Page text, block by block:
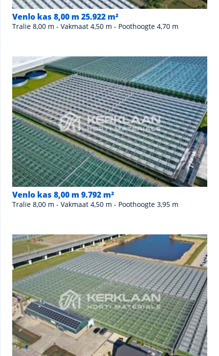
Venlo kas 8,00 m 25.922 m²
Tralie 8,00 m - Vakmaat 4,50 m - Poothoogte 4,70 m
Venlo kas 8,00 m 9.792 m²
Tralie 8,00 m - Vakmaat 4,50 m - Poothoogte 3,95 m